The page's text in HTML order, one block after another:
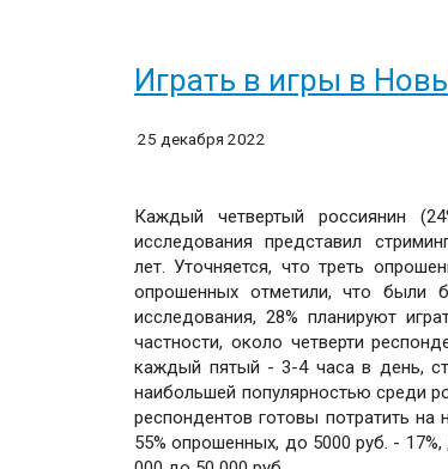
Играть в игры в
25 декабря 2022
Каждый четвертый россиянин
исследования представил
лет. Уточняется, что треть
опрошенных отметили, что были
исследования, 28% планируют
частности, около четверти
каждый пятый - 3-4 часа в день,
наибольшей популярностью среди
респондентов готовы потратить
55% опрошенных, до 5000 руб. -